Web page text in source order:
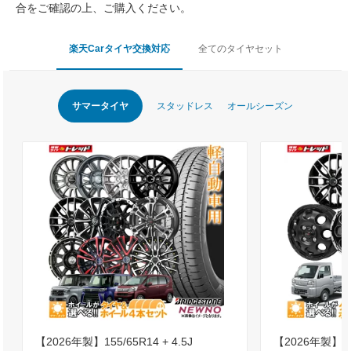
合をご確認の上、ご購入ください。
楽天Carタイヤ交換対応 全てのタイヤセット
サマータイヤ スタッドレス オールシーズン
【2026年製】155/65R14 + 4.5J
【2026年製】